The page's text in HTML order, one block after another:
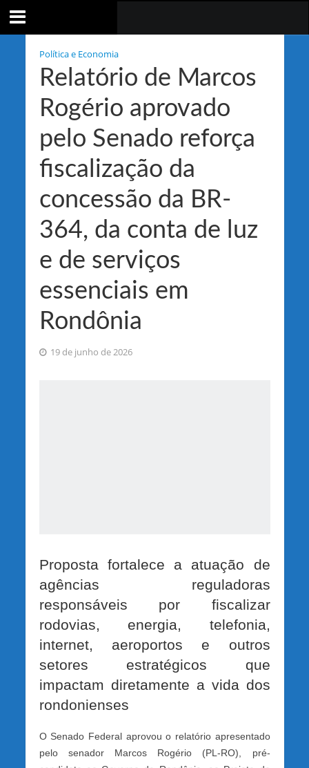
Política e Economia
Relatório de Marcos
Rogério aprovado
pelo Senado reforça
fiscalização da
concessão da BR-
364, da conta de luz
e de serviços
essenciais em
Rondônia
19 de junho de 2026
Proposta fortalece a atuação de
agências reguladoras
responsáveis por fiscalizar
rodovias, energia, telefonia,
internet, aeroportos e outros
setores estratégicos que
impactam diretamente a vida dos
rondonienses
O Senado Federal aprovou o relatório apresentado
pelo senador Marcos Rogério (PL-RO), pré-